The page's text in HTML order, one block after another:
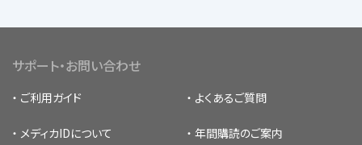
サポート・お問い合わせ
ご利用ガイド よくあるご質問
メディカIDについて 年間購読のご案内